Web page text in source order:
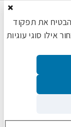
×
את תפקוד
סוגי עוגיות